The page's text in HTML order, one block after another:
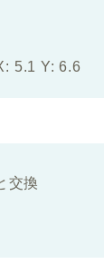
5.1 Y: 6.6
交換